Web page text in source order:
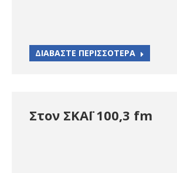
ΔΙΑΒΑΣΤΕ ΠΕΡΙΣΣΟΤΕΡΑ
Στον ΣΚΑΪ 100,3 fm